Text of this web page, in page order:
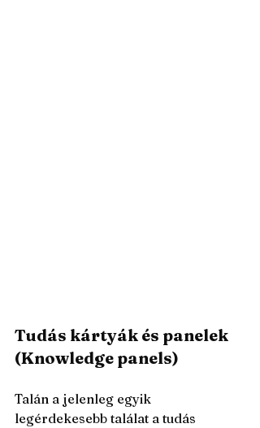
Tudás kártyák és panelek
(Knowledge panels)
Talán a jelenleg egyik
legérdekesebb találat a tudás